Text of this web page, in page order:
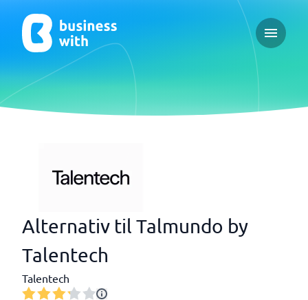
Open
Alternativ til Talmundo by
Talentech
Talentech